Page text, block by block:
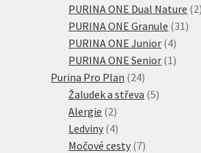
produktů
PURINA ONE Dual Nature 22
PURINA ONE Granule 31 31
PURINA ONE Junior 44
PURINA ONE Senior 1 1
Purina Pro Plan 2424
produktů
Žaludek a střeva 55
Alergie 22
produkty
Ledviny 44
produkty
Močové cesty 77